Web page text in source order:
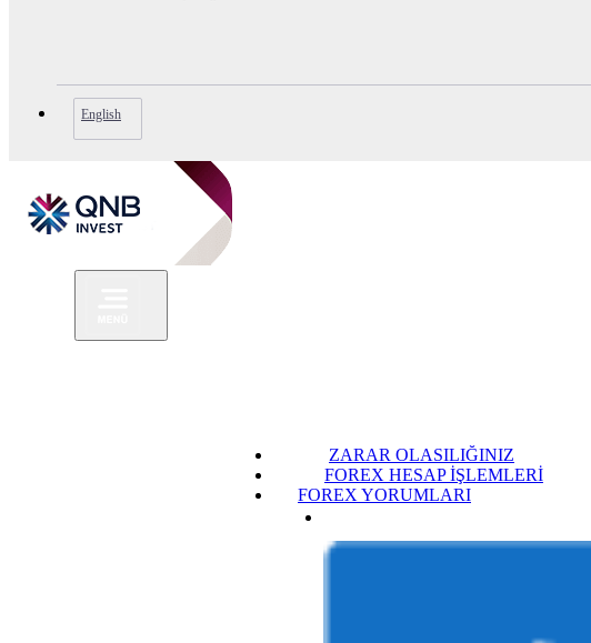
English
ZARAR OLASILIĞINIZ
FOREX HESAP İŞLEMLERİ
FOREX YORUMLARI